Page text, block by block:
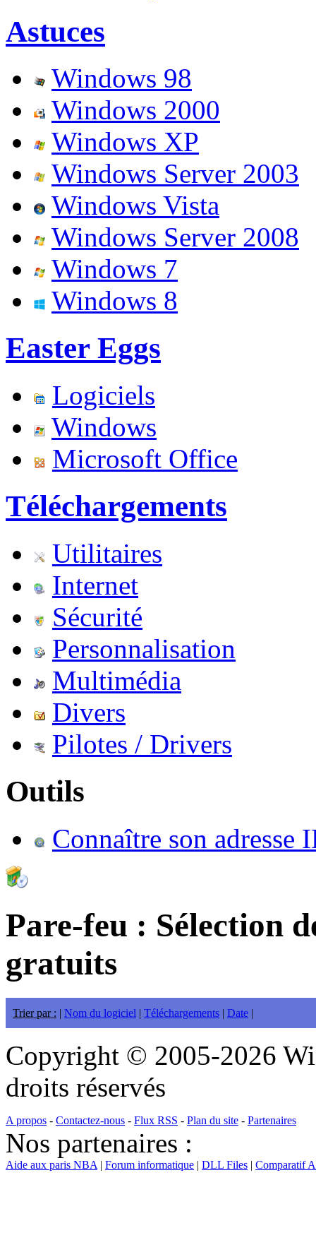
Astuces
Windows 98
Windows 2000
Windows XP
Windows Server 2003
Windows Vista
Windows Server 2008
Windows 7
Windows 8
Easter Eggs
Logiciels
Windows
Microsoft Office
Téléchargements
Utilitaires
Internet
Sécurité
Personnalisation
Multimédia
Divers
Pilotes / Drivers
Outils
Connaître son adresse
Pare-feu : Sélection
gratuits
Trier par : | Nom du logiciel | Téléchargements | Date |
Copyright © 2005-2026
droits réservés
A propos - Contactez-nous - Flux RSS - Plan du site - Partenaires
Nos partenaires :
Aide aux paris NBA | Forum informatique | DLL Files | Comparatif